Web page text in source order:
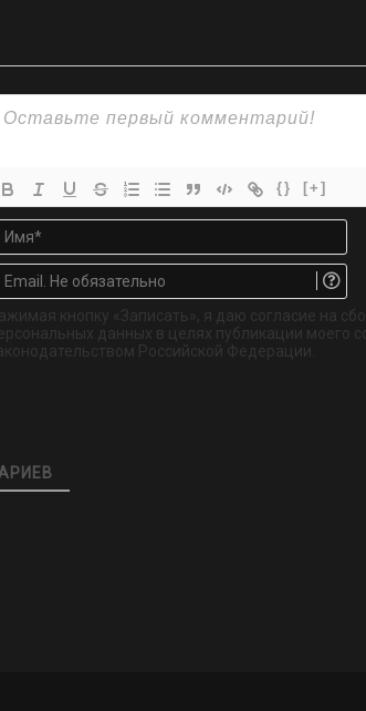
{} [+]
кнопку «Записать», я даю согласие на
данных в целях публикации моего
Российской Федерации.